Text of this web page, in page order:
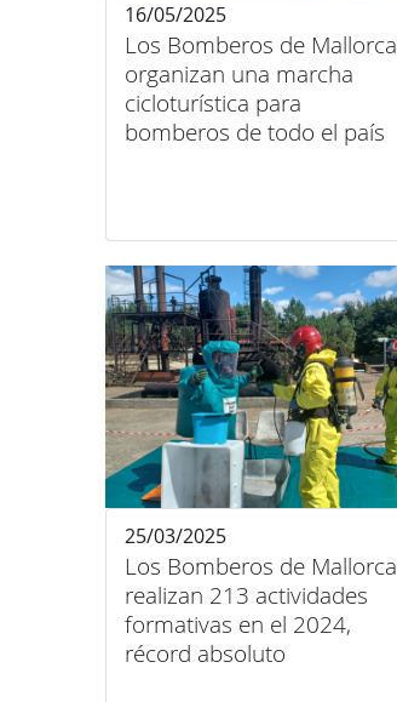
Los Bomberos de Mallorca
organizan una marcha
cicloturística para
bomberos de todo el país
16/05/2025
Los Bomberos de Mallorca
realizan 213 actividades
formativas en el 2024,
récord absoluto
25/03/2025